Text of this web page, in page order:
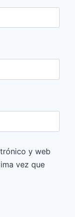
y web
vez que